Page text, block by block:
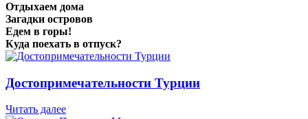
Отдыхаем дома
Загадки островов
Едем в горы!
Куда поехать в отпуск?
Достопримечательности Турции
Читать далее